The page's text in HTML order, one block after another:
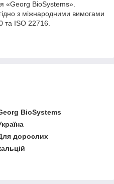
«Georg BioSystems».
з міжнародними вимогами
та ISO 22716.
BioSystems
дорослих